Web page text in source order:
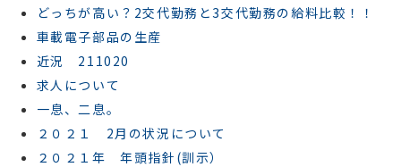
どっちが高い？2交代勤務と3交代勤務の給料比較！！
車載電子部品の生産
近況 211020
求人について
一息、二息。
２０２１ 2月の状況について
２０２１年 年頭指針(訓示）